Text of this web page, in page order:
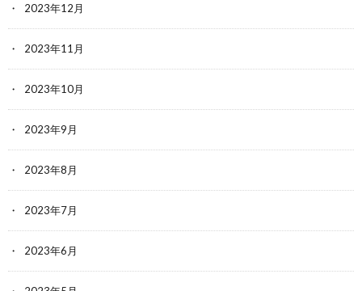
2023年12月
2023年11月
2023年10月
2023年9月
2023年8月
2023年7月
2023年6月